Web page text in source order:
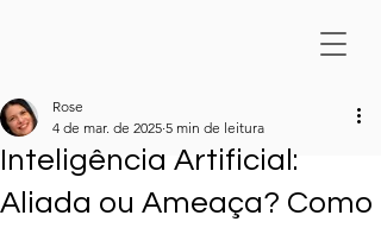
Inteligência Artificial:
Aliada ou Ameaça? Como
Rose
4 de mar. de 2025 5 min de leitura